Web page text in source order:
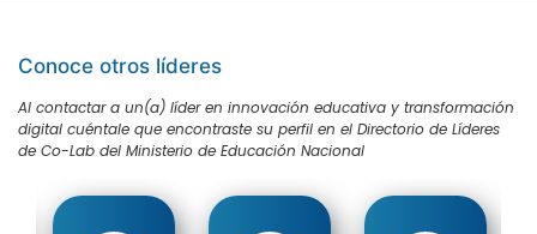
Conoce otros líderes
Al contactar a un(a) líder en innovación educativa y transformación
digital cuéntale que encontraste su perfil en el Directorio de Líderes
de Co-Lab del Ministerio de Educación Nacional